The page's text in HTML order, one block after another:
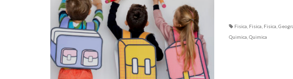
Fisica Fisica Fisica
Quimica Quimica